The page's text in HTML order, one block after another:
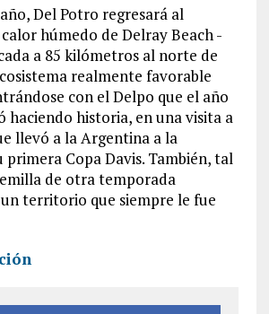
Del Potro regresará al
húmedo de Delray Beach -
a 85 kilómetros al norte de
realmente favorable
con el Delpo que el año
haciendo historia, en una visita a
llevó a la Argentina a la
primera Copa Davis. También, tal
de otra temporada
territorio que siempre le fue